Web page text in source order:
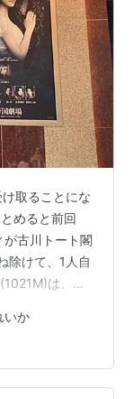
取ることにな
めると前回
古川トート閣
除けて、1人自
は、粘
しゅが陛下
がたどり着
とトートのパ
人プリンシパ
いか